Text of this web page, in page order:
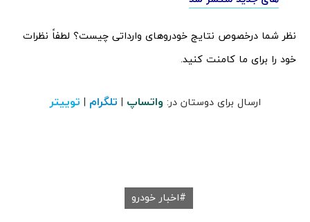
نظر شما درخصوص نتایج خودروهای وارداتی چیست؟ لطفاً نظرات
خود را برای ما کامنت کنید.
ارسال برای دوستان در: واتساپ | تلگرام | توییتر
اخبار خودرو